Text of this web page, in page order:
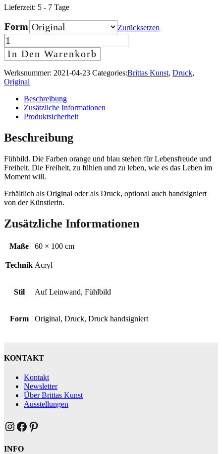
Lieferzeit: 5 - 7 Tage
Form Zurücksetzen
Lebensbaum
quantity
In Den Warenkorb
Werksnummer: 2021-04-23 Categories:Brittas Kunst, Druck,
Original
Beschreibung
Zusätzliche Informationen
Produktsicherheit
Beschreibung
Fühbild. Die Farben orange und blau stehen für Lebensfreude und
Freiheit. Die Freiheit, zu fühlen und zu leben, wie es das Leben im
Moment will.
Erhältlich als Original oder als Druck, optional auch handsigniert
von der Künstlerin.
Zusätzliche Informationen
Maße 60 × 100 cm
Technik Acryl
Stil Auf Leinwand, Fühlbild
Form Original, Druck, Druck handsigniert
KONTAKT
Kontakt
Newsletter
Über Brittas Kunst
Ausstellungen
Brittas Kunst Instagram
Brittas Kunst bei Facebook
Brittas Kunst at Pinterest
INFO